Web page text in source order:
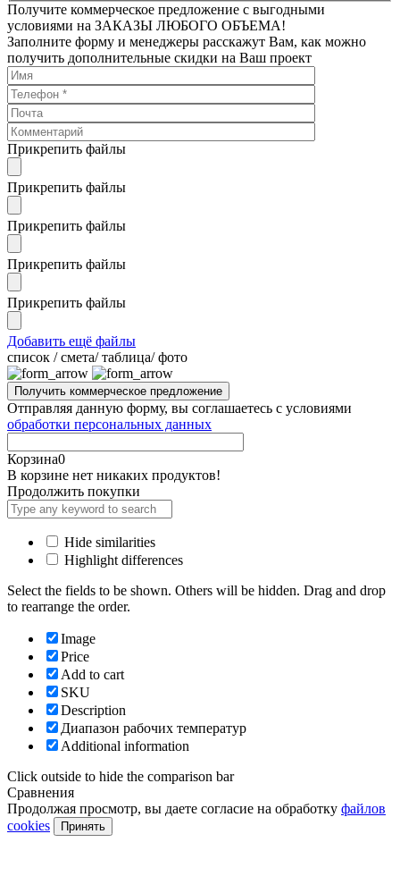
Получите коммерческое предложение с выгодными
условиями на ЗАКАЗЫ ЛЮБОГО ОБЪЕМА!
Заполните форму и менеджеры расскажут Вам, как можно
получить дополнительные скидки на Ваш проект
Прикрепить файлы
Прикрепить файлы
Прикрепить файлы
Прикрепить файлы
Прикрепить файлы
Добавить ещё файлы
cписок / смета/ таблица/ фото
Отправляя данную форму, вы соглашаетесь с условиями
обработки персональных данных
Корзина0
В корзине нет никаких продуктов!
Продолжить покупки
Hide similarities
Highlight differences
Select the fields to be shown. Others will be hidden. Drag and drop
to rearrange the order.
Image
Price
Add to cart
SKU
Description
Диапазон рабочих температур
Additional information
Click outside to hide the comparison bar
Сравнения
Продолжая просмотр, вы даете согласие на обработку файлов
cookies
Принять